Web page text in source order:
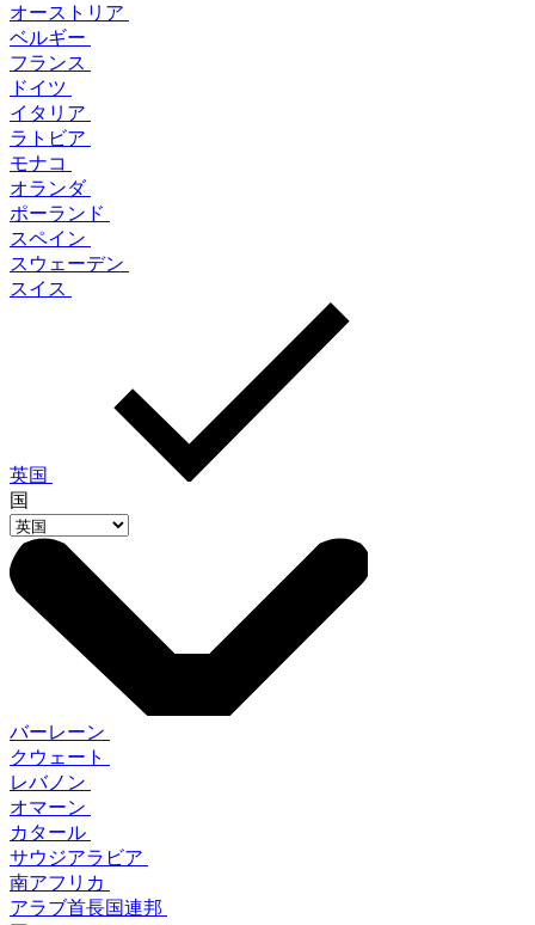
オーストリア
ベルギー
フランス
ドイツ
イタリア
ラトビア
モナコ
オランダ
ポーランド
スペイン
スウェーデン
スイス
英国
国
バーレーン
クウェート
レバノン
オマーン
カタール
サウジアラビア
南アフリカ
アラブ首長国連邦